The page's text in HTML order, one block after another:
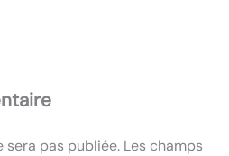
sera pas publiée. Les champs